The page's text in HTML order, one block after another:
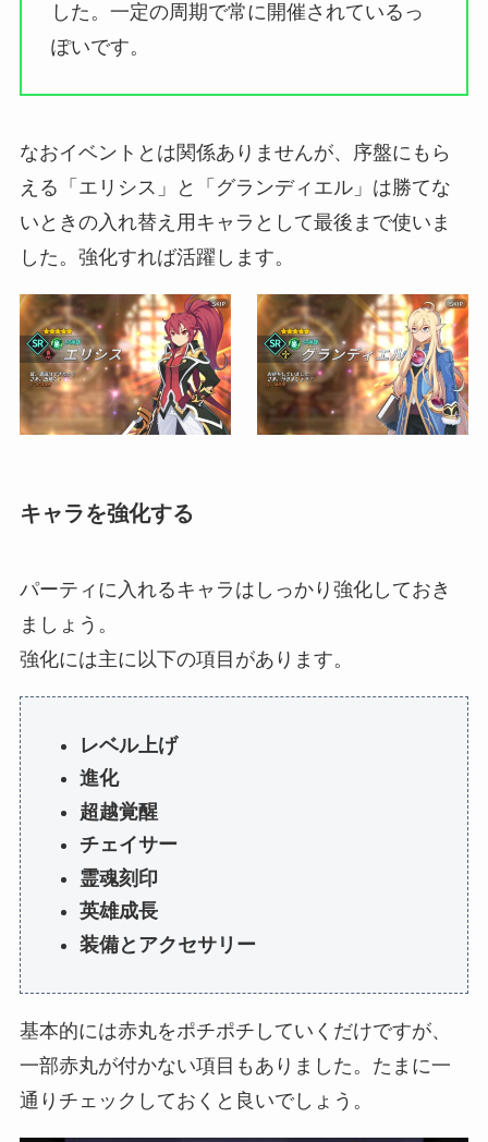
した。一定の周期で常に開催されているっ
ぽいです。
なおイベントとは関係ありませんが、序盤にもら
える「エリシス」と「グランディエル」は勝てな
いときの入れ替え用キャラとして最後まで使いま
した。強化すれば活躍します。
キャラを強化する
パーティに入れるキャラはしっかり強化しておき
ましょう。
強化には主に以下の項目があります。
レベル上げ
進化
超越覚醒
チェイサー
霊魂刻印
英雄成長
装備とアクセサリー
基本的には赤丸をポチポチしていくだけですが、
一部赤丸が付かない項目もありました。たまに一
通りチェックしておくと良いでしょう。